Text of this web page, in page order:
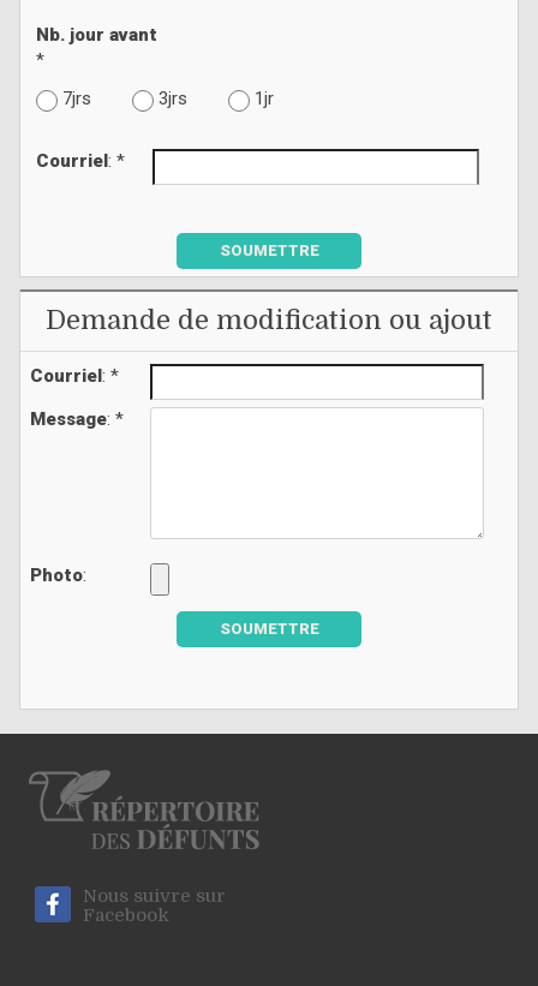
Nb. jour avant
*
7jrs
3jrs 1jr
Courriel: *
SOUMETTRE
Demande de modification ou ajout
Courriel : *
Message: *
Photo:
SOUMETTRE
Nous suivre sur
Facebook